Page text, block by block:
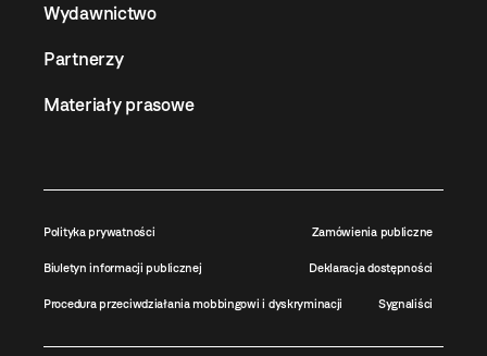
Wydawnictwo
Partnerzy
Materiały prasowe
Polityka prywatności Zamówienia publiczne
Biuletyn informacji publicznej Deklaracja dostępności
Procedura przeciwdziałania mobbingowi i dyskryminacji Sygnaliści